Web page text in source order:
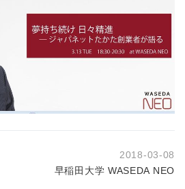
2018-03-08
早稲田大学 WASEDA NEO